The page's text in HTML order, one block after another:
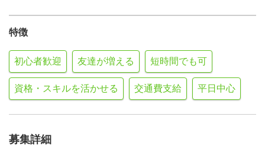
特徴
初心者歓迎 友達が増える 短時間でも可
資格・スキルを活かせる 交通費支給 平日中心
募集詳細